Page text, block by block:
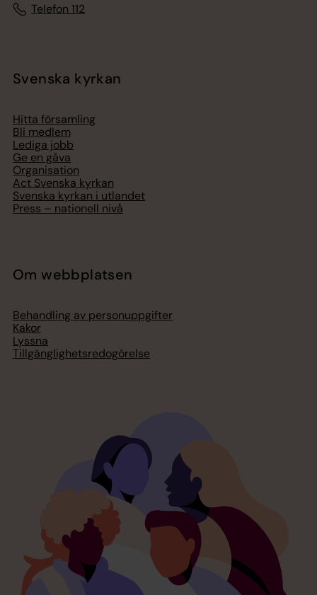
Telefon 112
Svenska kyrkan
Hitta församling
Bli medlem
Lediga jobb
Ge en gåva
Organisation
Act Svenska kyrkan
Svenska kyrkan i utlandet
Press – nationell nivå
Om webbplatsen
Behandling av personuppgifter
Kakor
Lyssna
Tillgänglighetsredogörelse